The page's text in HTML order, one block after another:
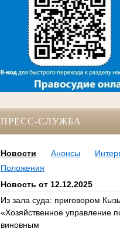
ПРЕСС-СЛУЖБА
Новости Анонсы
Положения
Новость от 12.12.2025
Из зала суда: приговором
«Хозяйственное управление
виновным